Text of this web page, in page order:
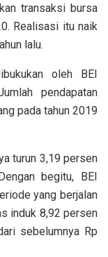
transaksi bursa
Realisasi itu naik
lalu.
oleh BEI
pendapatan
pada tahun 2019
turun 3,19 persen
begitu, BEI
yang berjalan
induk 8,92 persen
sebelumnya Rp